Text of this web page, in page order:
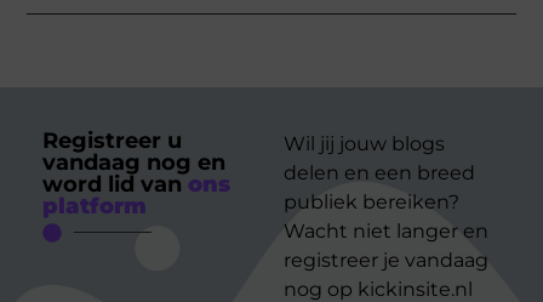
Registreer u
vandaag nog en
word lid van ons
platform
Wil jij jouw blogs
delen en een breed
publiek bereiken?
Wacht niet langer en
registreer je vandaag
nog op kickinsite.nl